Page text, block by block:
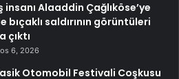
insanı Alaaddin Çağlıköse’ye
bıçaklı saldırının görüntüleri
çıktı
6, 2026
Otomobil Festivali Coşkusu